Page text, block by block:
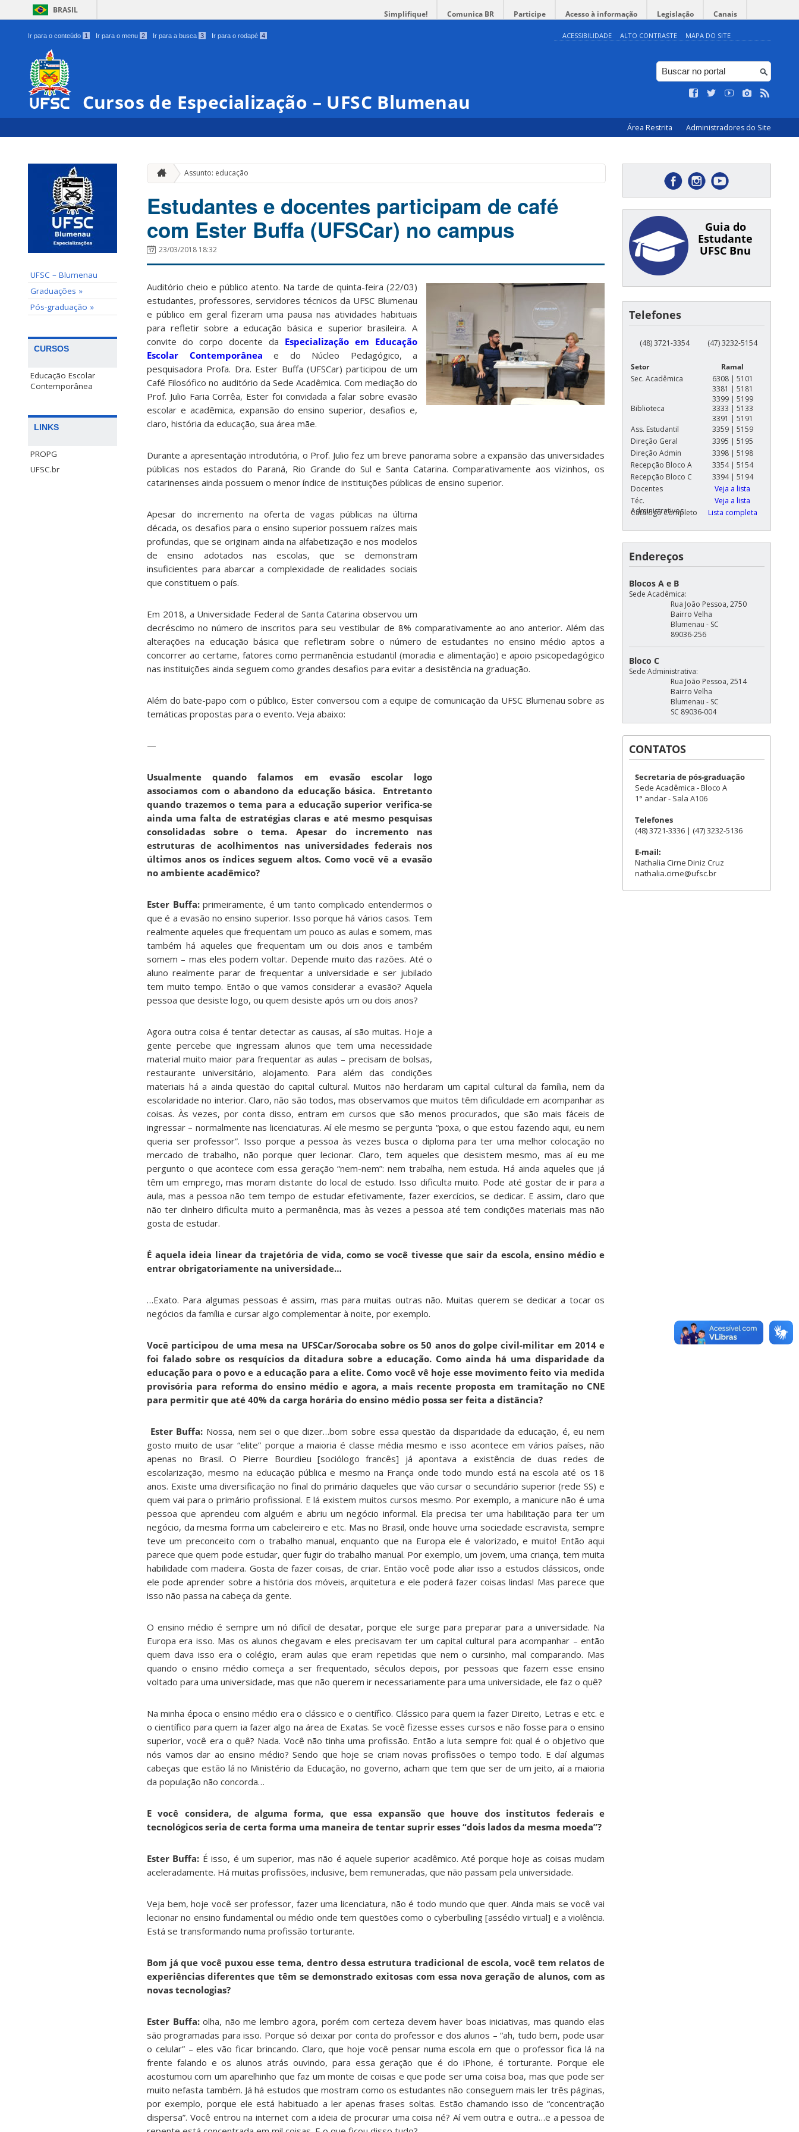
BRASIL Simplifique! Comunica BR Participe Acesso à informação Legislação Canais
Ir para o conteúdo 1 Ir para o menu 2 Ir para a busca 3 Ir para o rodapé 4 ACESSIBILIDADE ALTO CONTRASTE MAPA DO SITE
Cursos de Especialização – UFSC Blumenau
Área Restrita Administradores do Site
UFSC – Blumenau
Graduações »
Pós-graduação »
CURSOS
Educação Escolar
Contemporânea
LINKS
PROPG
UFSC.br
Assunto: educação
Estudantes e docentes participam de café
com Ester Buffa (UFSCar) no campus
23/03/2018 18:32
Auditório cheio e público atento. Na tarde de quinta-feira (22/03)
estudantes, professores, servidores técnicos da UFSC Blumenau
e público em geral fizeram uma pausa nas atividades habituais
para refletir sobre a educação básica e superior brasileira. A
convite do corpo docente da Especialização em Educação
Escolar Contemporânea e do Núcleo Pedagógico, a
pesquisadora Profa. Dra. Ester Buffa (UFSCar) participou de um
Café Filosófico no auditório da Sede Acadêmica. Com mediação do
Prof. Julio Faria Corrêa, Ester foi convidada a falar sobre evasão
escolar e acadêmica, expansão do ensino superior, desafios e,
claro, história da educação, sua área mãe.
Durante a apresentação introdutória, o Prof. Julio fez um breve panorama sobre a expansão das universidades
públicas nos estados do Paraná, Rio Grande do Sul e Santa Catarina. Comparativamente aos vizinhos, os
catarinenses ainda possuem o menor índice de instituições públicas de ensino superior.
Apesar do incremento na oferta de vagas públicas na última
década, os desafios para o ensino superior possuem raízes mais
profundas, que se originam ainda na alfabetização e nos modelos
de ensino adotados nas escolas, que se demonstram
insuficientes para abarcar a complexidade de realidades sociais
que constituem o país.
Em 2018, a Universidade Federal de Santa Catarina observou um
decréscimo no número de inscritos para seu vestibular de 8% comparativamente ao ano anterior. Além das
alterações na educação básica que refletiram sobre o número de estudantes no ensino médio aptos a
concorrer ao certame, fatores como permanência estudantil (moradia e alimentação) e apoio psicopedagógico
nas instituições ainda seguem como grandes desafios para evitar a desistência na graduação.
Além do bate-papo com o público, Ester conversou com a equipe de comunicação da UFSC Blumenau sobre as
temáticas propostas para o evento. Veja abaixo:
—
Usualmente quando falamos em evasão escolar logo
associamos com o abandono da educação básica. Entretanto
quando trazemos o tema para a educação superior verifica-se
ainda uma falta de estratégias claras e até mesmo pesquisas
consolidadas sobre o tema. Apesar do incremento nas
estruturas de acolhimentos nas universidades federais nos
últimos anos os índices seguem altos. Como você vê a evasão
no ambiente acadêmico?
Ester Buffa:primeiramente, é um tanto complicado entendermos o
que é a evasão no ensino superior. Isso porque há vários casos. Tem
realmente aqueles que frequentam um pouco as aulas e somem, mas
também há aqueles que frequentam um ou dois anos e também
somem – mas eles podem voltar. Depende muito das razões. Até o
aluno realmente parar de frequentar a universidade e ser jubilado
tem muito tempo. Então o que vamos considerar a evasão? Aquela
pessoa que desiste logo, ou quem desiste após um ou dois anos?
Agora outra coisa é tentar detectar as causas, aí são muitas. Hoje a
gente percebe que ingressam alunos que tem uma necessidade
material muito maior para frequentar as aulas – precisam de bolsas,
restaurante universitário, alojamento. Para além das condições
materiais há a ainda questão do capital cultural. Muitos não herdaram um capital cultural da família, nem da
escolaridade no interior. Claro, não são todos, mas observamos que muitos têm dificuldade em acompanhar as
coisas. Às vezes, por conta disso, entram em cursos que são menos procurados, que são mais fáceis de
ingressar – normalmente nas licenciaturas. Aí ele mesmo se pergunta “poxa, o que estou fazendo aqui, eu nem
queria ser professor”. Isso porque a pessoa às vezes busca o diploma para ter uma melhor colocação no
mercado de trabalho, não porque quer lecionar. Claro, tem aqueles que desistem mesmo, mas aí eu me
pergunto o que acontece com essa geração “nem-nem”: nem trabalha, nem estuda. Há ainda aqueles que já
têm um emprego, mas moram distante do local de estudo. Isso dificulta muito. Pode até gostar de ir para a
aula, mas a pessoa não tem tempo de estudar efetivamente, fazer exercícios, se dedicar. E assim, claro que
não ter dinheiro dificulta muito a permanência, mas às vezes a pessoa até tem condições materiais mas não
gosta de estudar.
É aquela ideia linear da trajetória de vida, como se você tivesse que sair da escola, ensino médio e
entrar obrigatoriamente na universidade…
…Exato. Para algumas pessoas é assim, mas para muitas outras não. Muitas querem se dedicar a tocar os
negócios da família e cursar algo complementar à noite, por exemplo.
Você participou de uma mesa na UFSCar/Sorocaba sobre os 50 anos do golpe civil-militar em 2014 e
foi falado sobre os resquícios da ditadura sobre a educação. Como ainda há uma disparidade da
educação para o povo e a educação para a elite. Como você vê hoje esse movimento feito via medida
provisória para reforma do ensino médio e agora, a mais recente proposta em tramitação no CNE
para permitir que até 40% da carga horária do ensino médio possa ser feita a distância?
Ester Buffa: Nossa, nem sei o que dizer…bom sobre essa questão da disparidade da educação, é, eu nem
gosto muito de usar “elite” porque a maioria é classe média mesmo e isso acontece em vários países, não
apenas no Brasil. O Pierre Bourdieu [sociólogo francês] já apontava a existência de duas redes de
escolarização, mesmo na educação pública e mesmo na França onde todo mundo está na escola até os 18
anos. Existe uma diversificação no final do primário daqueles que vão cursar o secundário superior (rede SS) e
quem vai para o primário profissional. E lá existem muitos cursos mesmo. Por exemplo, a manicure não é uma
pessoa que aprendeu com alguém e abriu um negócio informal. Ela precisa ter uma habilitação para ter um
negócio, da mesma forma um cabeleireiro e etc. Mas no Brasil, onde houve uma sociedade escravista, sempre
teve um preconceito com o trabalho manual, enquanto que na Europa ele é valorizado, e muito! Então aqui
parece que quem pode estudar, quer fugir do trabalho manual. Por exemplo, um jovem, uma criança, tem muita
habilidade com madeira. Gosta de fazer coisas, de criar. Então você pode aliar isso a estudos clássicos, onde
ele pode aprender sobre a história dos móveis, arquitetura e ele poderá fazer coisas lindas! Mas parece que
isso não passa na cabeça da gente.
O ensino médio é sempre um nó difícil de desatar, porque ele surge para preparar para a universidade. Na
Europa era isso. Mas os alunos chegavam e eles precisavam ter um capital cultural para acompanhar – então
quem dava isso era o colégio, eram aulas que eram repetidas que nem o cursinho, mal comparando. Mas
quando o ensino médio começa a ser frequentado, séculos depois, por pessoas que fazem esse ensino
voltado para uma universidade, mas que não querem ir necessariamente para uma universidade, ele faz o quê?
Na minha época o ensino médio era o clássico e o científico. Clássico para quem ia fazer Direito, Letras e etc. e
o científico para quem ia fazer algo na área de Exatas. Se você fizesse esses cursos e não fosse para o ensino
superior, você era o quê? Nada. Você não tinha uma profissão. Então a luta sempre foi: qual é o objetivo que
nós vamos dar ao ensino médio? Sendo que hoje se criam novas profissões o tempo todo. E daí algumas
cabeças que estão lá no Ministério da Educação, no governo, acham que tem que ser de um jeito, aí a maioria
da população não concorda…
E você considera, de alguma forma, que essa expansão que houve dos institutos federais e
tecnológicos seria de certa forma uma maneira de tentar suprir esses “dois lados da mesma moeda”?
Ester Buffa: É isso, é um superior, mas não é aquele superior acadêmico. Até porque hoje as coisas mudam
aceleradamente. Há muitas profissões, inclusive, bem remuneradas, que não passam pela universidade.
Veja bem, hoje você ser professor, fazer uma licenciatura, não é todo mundo que quer. Ainda mais se você vai
lecionar no ensino fundamental ou médio onde tem questões como o cyberbulling [assédio virtual] e a violência.
Está se transformando numa profissão torturante.
Bom já que você puxou esse tema, dentro dessa estrutura tradicional de escola, você tem relatos de
experiências diferentes que têm se demonstrado exitosas com essa nova geração de alunos, com as
novas tecnologias?
Ester Buffa:olha, não me lembro agora, porém com certeza devem haver boas iniciativas, mas quando elas
são programadas para isso. Porque só deixar por conta do professor e dos alunos – “ah, tudo bem, pode usar
o celular” – eles vão ficar brincando. Claro, que hoje você pensar numa escola em que o professor fica lá na
frente falando e os alunos atrás ouvindo, para essa geração que é do iPhone, é torturante. Porque ele
acostumou com um aparelhinho que faz um monte de coisas e que pode ser uma coisa boa, mas que pode ser
muito nefasta também. Já há estudos que mostram como os estudantes não conseguem mais ler três páginas,
por exemplo, porque ele está habituado a ler apenas frases soltas. Estão chamando isso de “concentração
dispersa”. Você entrou na internet com a ideia de procurar uma coisa né? Aí vem outra e outra…e a pessoa de
Guia do
Estudante
UFSC Bnu
Telefones
(48) 3721-3354 (47) 3232-5154
Setor
Ramal
Sec. Acadêmica
6308 | 5101
3381 | 5181
3399 | 5199
Biblioteca
3333 | 5133
3391 | 5191
Ass. Estudantil
3359 | 5159
Direção Geral
3395 | 5195
Direção Admin
3398 | 5198
Recepção Bloco A
3354 | 5154
Recepção Bloco C
3394 | 5194
Docentes
Veja a lista
Téc.
Administrativos
Veja a lista
Catálogo Completo
Lista completa
Endereços
Blocos A e B
Sede Acadêmica:
Rua João Pessoa, 2750
Bairro Velha
Blumenau - SC
89036-256
Bloco C
Sede Administrativa:
Rua João Pessoa, 2514
Bairro Velha
Blumenau - SC
SC 89036-004
CONTATOS
Secretaria de pós-graduação
Sede Acadêmica - Bloco A
1° andar - Sala A106
Telefones
(48) 3721-3336 | (47) 3232-5136
E-mail:
Nathalia Cirne Diniz Cruz
nathalia.cirne@ufsc.br